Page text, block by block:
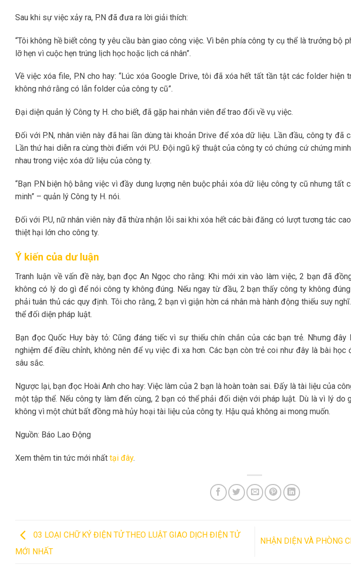
Sau khi sự việc xảy ra, P.N đã đưa ra lời giải thích:
“Tôi không hề biết công ty yêu cầu bàn giao công việc. Vì bên phía công ty cụ thể là trưởng bộ
lỡ hẹn vì cuộc hẹn trúng lịch học hoặc lịch cá nhân”.
Về việc xóa file, P.N cho hay: “Lúc xóa Google Drive, tôi đã xóa hết tất tần tật các folder hiện
không nhớ rằng có lẫn folder của công ty cũ”.
Đại diện quản lý Công ty H. cho biết, đã gặp hai nhân viên để trao đổi về vụ việc.
Đối với P.N, nhân viên này đã hai lần dùng tài khoản Drive để xóa dữ liệu. Lần đầu, công ty đã
Lần thứ hai diễn ra cùng thời điểm với P.U. Đội ngũ kỹ thuật của công ty có chứng cứ chứng
nhau trong việc xóa dữ liệu của công ty.
“Bạn P.N biện hộ bằng việc vì đầy dung lượng nên buộc phải xóa dữ liệu công ty cũ nhưng tất
minh” – quản lý Công ty H. nói.
Đối với P.U, nữ nhân viên này đã thừa nhận lỗi sai khi xóa hết các bài đăng có lượt tương tác
thiệt hại lớn cho công ty.
Ý kiến của dư luận
Tranh luận về vấn đề này, bạn đọc An Ngọc cho rằng: Khi mới xin vào làm việc, 2 bạn đã
không có lý do gì để nói công ty không đúng. Nếu ngay từ đầu, 2 bạn thấy công ty không
phải tuân thủ các quy định. Tôi cho rằng, 2 bạn vì giận hờn cá nhân mà hành động thiếu suy
thể đối diện pháp luật.
Bạn đọc Quốc Huy bày tỏ: Cũng đáng tiếc vì sự thiếu chín chắn của các bạn trẻ. Nhưng
nghiệm để điều chỉnh, không nên để vụ việc đi xa hơn. Các bạn còn trẻ coi như đây là bài
sâu sắc.
Ngược lại, bạn đọc Hoài Anh cho hay: Việc làm của 2 bạn là hoàn toàn sai. Đấy là tài liệu của
một tập thể. Nếu công ty làm đến cùng, 2 bạn có thể phải đối diện với pháp luật. Dù là vì lý do
không vì một chút bất đồng mà hủy hoại tài liệu của công ty. Hậu quả không ai mong muốn.
Nguồn: Báo Lao Động
Xem thêm tin tức mới nhất tại đây.
03 LOẠI CHỮ KÝ ĐIỆN TỬ THEO LUẬT GIAO DỊCH ĐIỆN TỬ
MỚI NHẤT
NHẬN DIỆN VÀ PHÒNG